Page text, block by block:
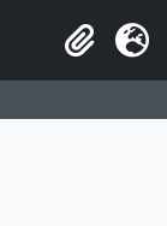
Clipboard
Idioma